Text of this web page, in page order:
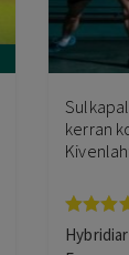
kerran